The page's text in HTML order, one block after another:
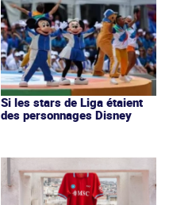
Si les stars de Liga étaient
des personnages Disney